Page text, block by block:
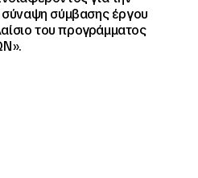
σύμβασης έργου
του προγράμματος